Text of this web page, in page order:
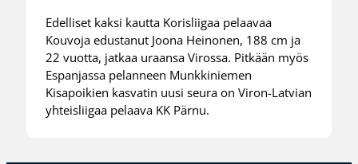
Edelliset kaksi kautta Korisliigaa pelaavaa
Kouvoja edustanut Joona Heinonen, 188 cm ja
22 vuotta, jatkaa uraansa Virossa. Pitkään myös
Espanjassa pelanneen Munkkiniemen
Kisapoikien kasvatin uusi seura on Viron-Latvian
yhteisliigaa pelaava KK Pärnu.